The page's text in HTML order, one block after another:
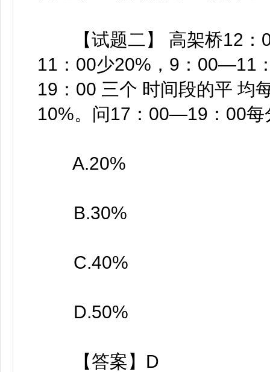
【试题二】 高架桥12：
11：00少20%，9：00—11
19：00 三个 时间段的平 均
10%。问17：00—19：00
A.20%
B.30%
C.40%
D.50%
【答案】D